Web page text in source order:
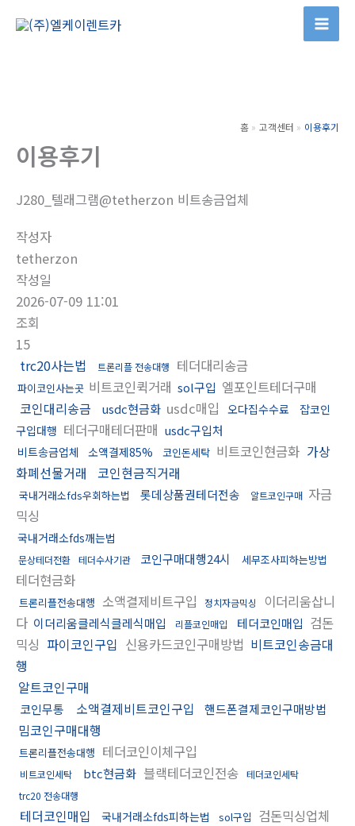
홈 고객센터 이용후기
이용후기
J280_텔래그램@tetherzon 비트송금업체
작성자
tetherzon
작성일
2026-07-09 11:01
조회
15
trc20사는법
트론리플 전송대행 테더대리송금
파이코인사는곳 비트코인퀵거래 sol구입 엘포인트테더구매
코인대리송금
usdc현금화 usdc매입 오다집수수료
잡코인
구입대행 테더구매테더판매 usdc구입처
비트송금업체 소액결제85% 코인돈세탁 비트코인현금화 가상
화폐선물거래
코인현금직거래
국내거래소fds우회하는법 롯데상품권테더전송 알트코인구매 자금
믹싱
국내거래소fds깨는법
문상테더전환 테더수사기관 코인구매대행24시 세무조사피하는방법
테더현금화
트론리플전송대행 소액결제비트구입 정치자금믹싱
이더리움삽니
다 이더리움클레식클레식매입 리플코인매입 테더코인매입 검돈
믹싱 파이코인구입 신용카드코인구매방법 비트코인송금대
행
알트코인구매
코인무통 소액결제비트코인구입 핸드폰결제코인구매방법
밈코인구매대행
트론리플전송대행 테더코인이체구입
비트코인세탁 btc현금화 블랙테더코인전송 테더코인세탁
trc20 전송대행
테더코인매입 국내거래소fds피하는법 sol구입 검돈믹싱업체